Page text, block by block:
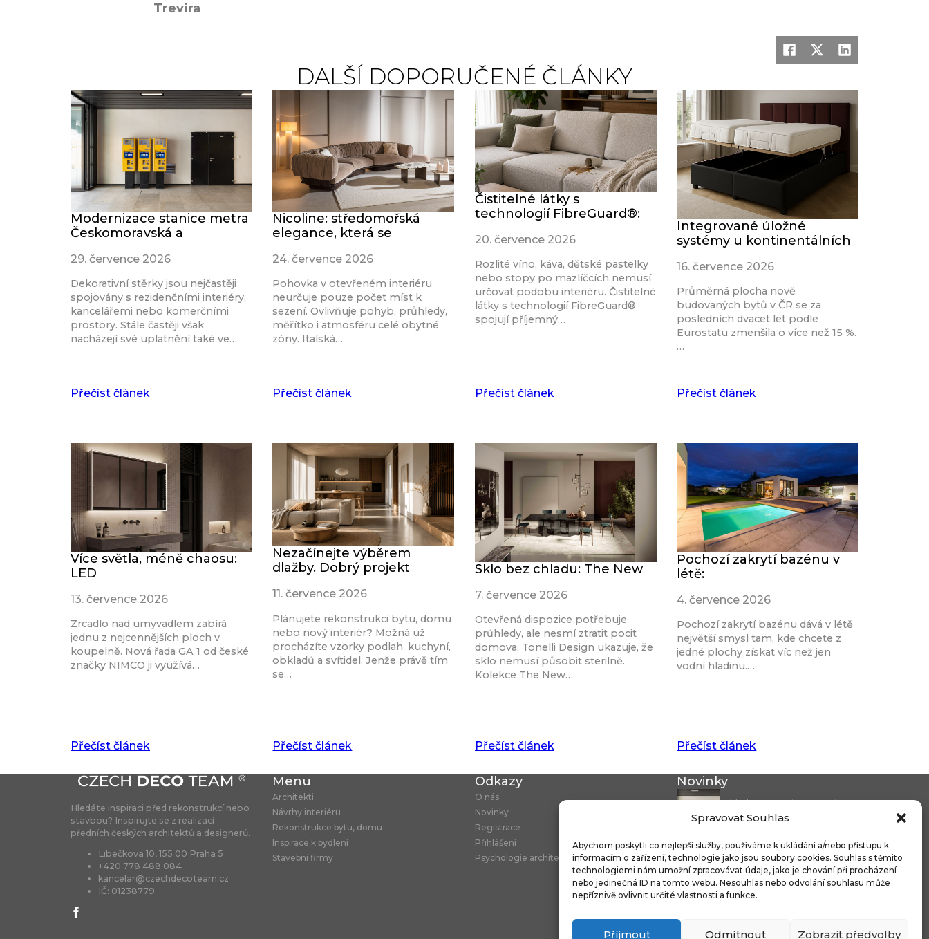
Spravovat Souhlas
Abychom poskytli co nejlepší služby, používáme k ukládání a/nebo přístupu k
informacím o zařízení, technologie jako jsou soubory cookies. Souhlas s těmito
technologiemi nám umožní zpracovávat údaje, jako je chování při procházení
nebo jedinečná ID na tomto webu. Nesouhlas nebo odvolání souhlasu může
nepříznivě ovlivnit určité vlastnosti a funkce.
Příjmout Odmítnout Zobrazit předvolby
Trevira
DALŠÍ DOPORUČENÉ ČLÁNKY
Modernizace stanice metra
Českomoravská a
29. července 2026
Dekorativní stěrky jsou nejčastěji
spojovány s rezidenčními interiéry,
kancelářemi nebo komerčními
prostory. Stále častěji však
nacházejí své uplatnění také ve…
Přečíst článek
Nicoline: středomořská
elegance, která se
24. července 2026
Pohovka v otevřeném interiéru
neurčuje pouze počet míst k
sezení. Ovlivňuje pohyb, průhledy,
měřítko i atmosféru celé obytné
zóny. Italská…
Přečíst článek
Čistitelné látky s
technologií FibreGuard®:
20. července 2026
Rozlité víno, káva, dětské pastelky
nebo stopy po mazlíčcích nemusí
určovat podobu interiéru. Čistitelné
látky s technologií FibreGuard®
spojují příjemný…
Přečíst článek
Integrované úložné
systémy u kontinentálních
16. července 2026
Průměrná plocha nově
budovaných bytů v ČR se za
posledních dvacet let podle
Eurostatu zmenšila o více než 15 %.
…
Přečíst článek
Více světla, méně chaosu:
LED
13. července 2026
Zrcadlo nad umyvadlem zabírá
jednu z nejcennějších ploch v
koupelně. Nová řada GA 1 od české
značky NIMCO ji využívá…
Přečíst článek
Nezačínejte výběrem
dlažby. Dobrý projekt
11. července 2026
Plánujete rekonstrukci bytu, domu
nebo nový interiér? Možná už
procházíte vzorky podlah, kuchyní,
obkladů a svítidel. Jenže právě tím
se…
Přečíst článek
Sklo bez chladu: The New
7. července 2026
Otevřená dispozice potřebuje
průhledy, ale nesmí ztratit pocit
domova. Tonelli Design ukazuje, že
sklo nemusí působit sterilně.
Kolekce The New…
Přečíst článek
Pochozí zakrytí bazénu v
létě:
4. července 2026
Pochozí zakrytí bazénu dává v létě
největší smysl tam, kde chcete z
jedné plochy získat víc než jen
vodní hladinu.…
Přečíst článek
Hledáte inspiraci před rekonstrukcí nebo
stavbou? Inspirujte se z realizací
předních českých architektů a designerů.
Libečkova 10, 155 00 Praha 5
+420 778 488 084
kancelar@czechdecoteam.cz
IČ: 01238779
Menu
Architekti
Návrhy interiéru
Rekonstrukce bytu, domu
Inspirace k bydlení
Stavební firmy
Odkazy
O nás
Novinky
Registrace
Přihlášení
Psychologie architektury
Novinky
Modernizace stanice metra
Českomoravská a...
Nicoline: středomořská
elegance, která se...
Čistitelné látky s technologií
Integrované úložné systémy